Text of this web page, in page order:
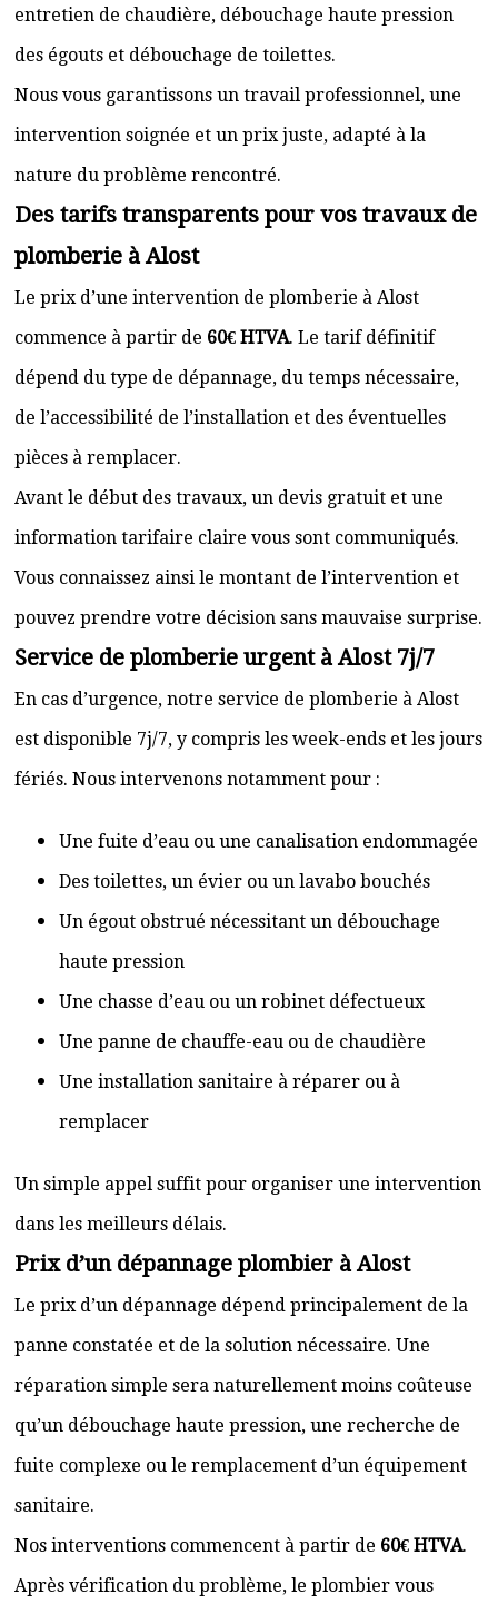
entretien de chaudière, débouchage haute pression
des égouts et débouchage de toilettes.
Nous vous garantissons un travail professionnel, une
intervention soignée et un prix juste, adapté à la
nature du problème rencontré.
Des tarifs transparents pour vos travaux de
plomberie à Alost
Le prix d’une intervention de plomberie à Alost
commence à partir de 60€ HTVA. Le tarif définitif
dépend du type de dépannage, du temps nécessaire,
de l’accessibilité de l’installation et des éventuelles
pièces à remplacer.
Avant le début des travaux, un devis gratuit et une
information tarifaire claire vous sont communiqués.
Vous connaissez ainsi le montant de l’intervention et
pouvez prendre votre décision sans mauvaise surprise.
Service de plomberie urgent à Alost 7j/7
En cas d’urgence, notre service de plomberie à Alost
est disponible 7j/7, y compris les week-ends et les jours
fériés. Nous intervenons notamment pour :
Une fuite d’eau ou une canalisation endommagée
Des toilettes, un évier ou un lavabo bouchés
Un égout obstrué nécessitant un débouchage
haute pression
Une chasse d’eau ou un robinet défectueux
Une panne de chauffe-eau ou de chaudière
Une installation sanitaire à réparer ou à
remplacer
Un simple appel suffit pour organiser une intervention
dans les meilleurs délais.
Prix d’un dépannage plombier à Alost
Le prix d’un dépannage dépend principalement de la
panne constatée et de la solution nécessaire. Une
réparation simple sera naturellement moins coûteuse
qu’un débouchage haute pression, une recherche de
fuite complexe ou le remplacement d’un équipement
sanitaire.
Nos interventions commencent à partir de 60€ HTVA.
Après vérification du problème, le plombier vous